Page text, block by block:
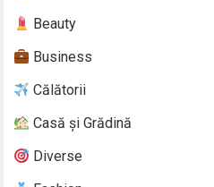
Beauty
Business
Călătorii
Casă și Grădină
Diverse